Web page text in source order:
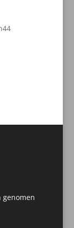
4444
genomen